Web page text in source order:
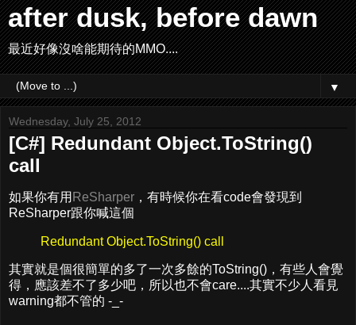
after dusk, before dawn
最近好像沒啥能期待的MMO....
▼
Wednesday, July 25, 2012
[C#] Redundant Object.ToString()
call
如果你有用 ReSharper ，有時候你在看code會發現到
ReSharper跟你喊這個
Redundant Object.ToString() call
其實就是個很簡單的多了一次多餘的ToString()，有些人會覺
得，應該差不了多少吧，所以也不會care....其實不少人看見
warning都不管的 -_-